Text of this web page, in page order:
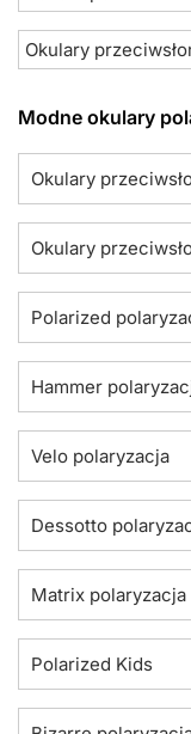
Okulary
Modne okulary
Okulary
Okulary
Polarized
Hammer
Velo polaryzacja
Dessotto
Matrix polaryzacja
Polarized Kids